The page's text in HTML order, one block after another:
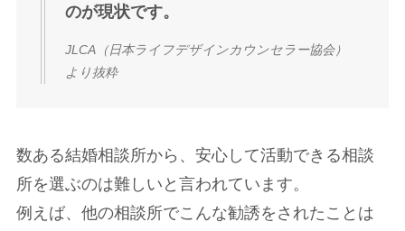
のが現状です。
JLCA（日本ライフデザインカウンセラー協会）
より抜粋
数ある結婚相談所から、安心して活動できる相談
所を選ぶのは難しいと言われています。
例えば、他の相談所でこんな勧誘をされたことは